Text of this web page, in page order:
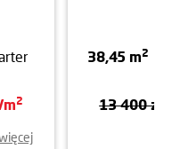
m2
38,45 m2
13 400 zł/